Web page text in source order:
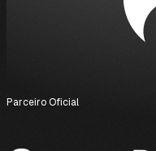
Parceiro Oficial